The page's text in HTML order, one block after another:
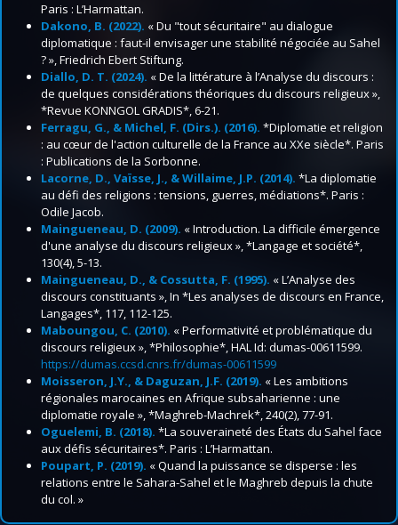
Paris : L’Harmattan.
Dakono, B. (2022). « Du "tout sécuritaire" au dialogue
diplomatique : faut-il envisager une stabilité négociée au Sahel
? », Friedrich Ebert Stiftung.
Diallo, D. T. (2024). « De la littérature à l’Analyse du discours :
de quelques considérations théoriques du discours religieux »,
*Revue KONNGOL GRADIS*, 6-21.
Ferragu, G., & Michel, F. (Dirs.). (2016). *Diplomatie et religion
: au cœur de l'action culturelle de la France au XXe siècle*. Paris
: Publications de la Sorbonne.
Lacorne, D., Vaïsse, J., & Willaime, J.P. (2014). *La diplomatie
au défi des religions : tensions, guerres, médiations*. Paris :
Odile Jacob.
Maingueneau, D. (2009). « Introduction. La difficile émergence
d'une analyse du discours religieux », *Langage et société*,
130(4), 5-13.
Maingueneau, D., & Cossutta, F. (1995). « L’Analyse des
discours constituants », In *Les analyses de discours en France,
Langages*, 117, 112-125.
Maboungou, C. (2010). « Performativité et problématique du
discours religieux », *Philosophie*, HAL Id: dumas-00611599.
https://dumas.ccsd.cnrs.fr/dumas-00611599
Moisseron, J.Y., & Daguzan, J.F. (2019). « Les ambitions
régionales marocaines en Afrique subsaharienne : une
diplomatie royale », *Maghreb-Machrek*, 240(2), 77-91.
Oguelemi, B. (2018). *La souveraineté des États du Sahel face
aux défis sécuritaires*. Paris : L’Harmattan.
Poupart, P. (2019). « Quand la puissance se disperse : les
relations entre le Sahara-Sahel et le Maghreb depuis la chute
du col. »